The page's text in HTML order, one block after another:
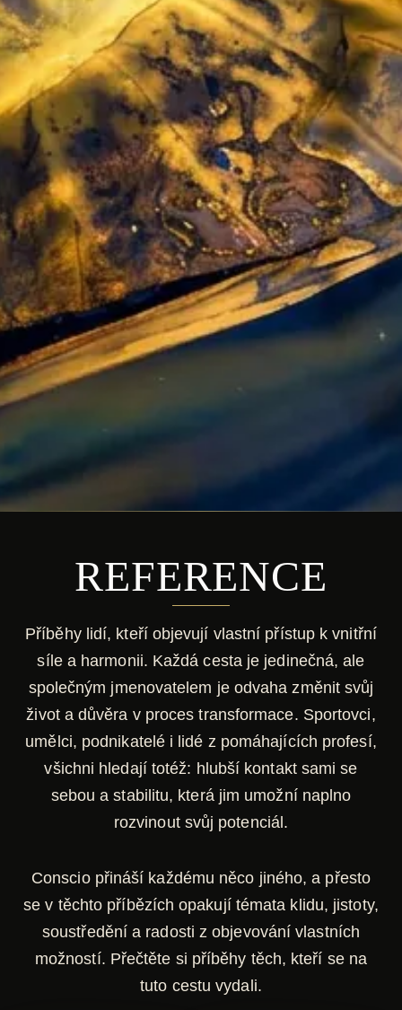
REFERENCE
Příběhy lidí, kteří objevují vlastní přístup k vnitřní
síle a harmonii. Každá cesta je jedinečná, ale
společným jmenovatelem je odvaha změnit svůj
život a důvěra v proces transformace. Sportovci,
umělci, podnikatelé i lidé z pomáhajících profesí,
všichni hledají totéž: hlubší kontakt sami se
sebou a stabilitu, která jim umožní naplno
rozvinout svůj potenciál.
Conscio přináší každému něco jiného, a přesto
se v těchto příbězích opakují témata klidu, jistoty,
soustředění a radosti z objevování vlastních
možností. Přečtěte si příběhy těch, kteří se na
tuto cestu vydali.